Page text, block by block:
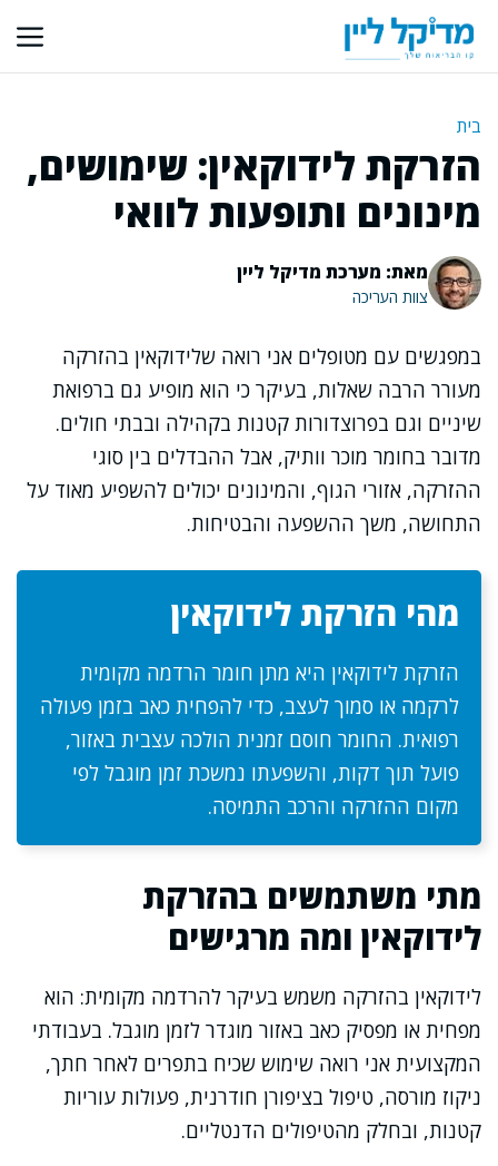
לתוכן
בית
הזרקת לידוקאין: שימושים,
מינונים ותופעות לוואי
מאת: מערכת מדיקל ליין
צוות העריכה
במפגשים עם מטופלים אני רואה שלידוקאין בהזרקה
מעורר הרבה שאלות, בעיקר כי הוא מופיע גם ברפואת
שיניים וגם בפרוצדורות קטנות בקהילה ובבתי חולים.
מדובר בחומר מוכר וותיק, אבל ההבדלים בין סוגי
ההזרקה, אזורי הגוף, והמינונים יכולים להשפיע מאוד על
התחושה, משך ההשפעה והבטיחות.
מהי הזרקת לידוקאין
הזרקת לידוקאין היא מתן חומר הרדמה מקומית
לרקמה או סמוך לעצב, כדי להפחית כאב בזמן פעולה
רפואית. החומר חוסם זמנית הולכה עצבית באזור,
פועל תוך דקות, והשפעתו נמשכת זמן מוגבל לפי
מקום ההזרקה והרכב התמיסה.
מתי משתמשים בהזרקת
לידוקאין ומה מרגישים
לידוקאין בהזרקה משמש בעיקר להרדמה מקומית: הוא
מפחית או מפסיק כאב באזור מוגדר לזמן מוגבל. בעבודתי
המקצועית אני רואה שימוש שכיח בתפרים לאחר חתך,
ניקוז מורסה, טיפול בציפורן חודרנית, פעולות עוריות
קטנות, ובחלק מהטיפולים הדנטליים.